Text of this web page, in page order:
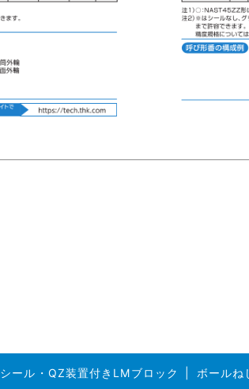
シール・QZ装置付きLMブロック ボールね